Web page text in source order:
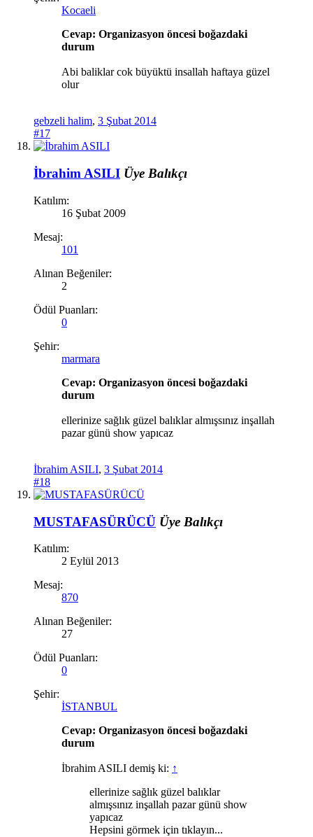
Kocaeli
Cevap: Organizasyon öncesi boğazdaki
durum
Abi baliklar cok büyüktü insallah haftaya güzel
olur
gebzeli halim, 3 Şubat 2014
#17
İbrahim ASILI Üye Balıkçı
Katılım:
16 Şubat 2009
Mesaj:
101
Alınan Beğeniler:
2
Ödül Puanları:
0
Şehir:
marmara
Cevap: Organizasyon öncesi boğazdaki
durum
ellerinize sağlık güzel balıklar almışsınız inşallah
pazar günü show yapıcaz
İbrahim ASILI, 3 Şubat 2014
#18
MUSTAFASÜRÜCÜ Üye Balıkçı
Katılım:
2 Eylül 2013
Mesaj:
870
Alınan Beğeniler:
27
Ödül Puanları:
0
Şehir:
İSTANBUL
Cevap: Organizasyon öncesi boğazdaki
durum
İbrahim ASILI demiş ki: ↑
ellerinize sağlık güzel balıklar
almışsınız inşallah pazar günü show
yapıcaz
Hepsini görmek için tıklayın...